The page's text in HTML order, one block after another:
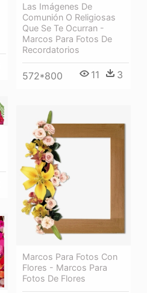
Las Imágenes De
Comunión O Religiosas
Que Se Te Ocurran -
Marcos Para Fotos De
Recordatorios
572*800 11 3
Marcos Para Fotos Con
Flores - Marcos Para
Fotos De Flores